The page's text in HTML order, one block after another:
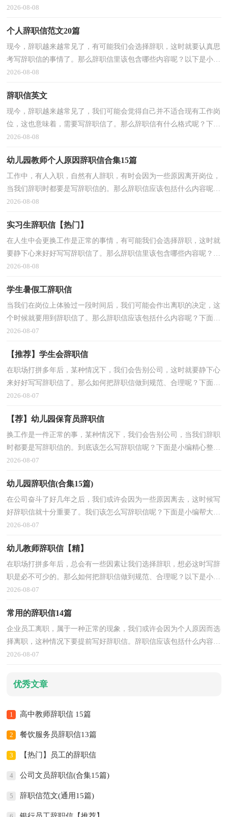
心整理的银行员工辞职信范文，欢迎大家分享。银行员工辞职信范文
2026-08-08
个人辞职信范文20篇
现今，辞职越来越常见了，有可能我们会选择辞职，这时就要认真思
考写辞职信的事情了。那么辞职信里该包含哪些内容呢？以下是小编
为大家收集的个人辞职信范文，欢迎大家借鉴与参考，希望对大家有
2026-08-08
辞职信英文
现今，辞职越来越常见了，我们可能会觉得自己并不适合现有工作岗
位，这也意味着，需要写辞职信了。那么辞职信有什么格式呢？下面
是小编精心整理的辞职信英文，希望对大家有所帮助。辞职信英文
2026-08-08
幼儿园教师个人原因辞职信合集15篇
工作中，有人入职，自然有人辞职，有时会因为一些原因离开岗位，
当我们辞职时都要是写辞职信的。那么辞职信应该包括什么内容呢？
下面是小编精心整理的幼儿园教师个人原因辞职信，欢迎大家借鉴与
2026-08-08
实习生辞职信【热门】
在人生中会更换工作是正常的事情，有可能我们会选择辞职，这时就
要静下心来好好写写辞职信了。那么辞职信里该包含哪些内容呢？下
面是小编帮大家整理的实习生辞职信，希望对大家有所帮助。实习生
2026-08-08
学生暑假工辞职信
当我们在岗位上体验过一段时间后，我们可能会作出离职的决定，这
个时候就要用到辞职信了。那么辞职信应该包括什么内容呢？下面是
小编为大家收集的学生暑假工辞职信，欢迎阅读，希望大家能够喜
2026-08-07
【推荐】学生会辞职信
在职场打拼多年后，某种情况下，我们会告别公司，这时就要静下心
来好好写写辞职信了。那么如何把辞职信做到规范、合理呢？下面是
小编整理的学生会辞职信，欢迎大家借鉴与参考，希望对大家有所帮
2026-08-07
【荐】幼儿园保育员辞职信
换工作是一件正常的事，某种情况下，我们会告别公司，当我们辞职
时都要是写辞职信的。到底该怎么写辞职信呢？下面是小编精心整理
的幼儿园保育员辞职信，欢迎大家分享。幼儿园保育员辞职信1尊敬
2026-08-07
幼儿园辞职信(合集15篇)
在公司奋斗了好几年之后，我们或许会因为一些原因离去，这时候写
好辞职信就十分重要了。我们该怎么写辞职信呢？下面是小编帮大家
整理的幼儿园辞职信，欢迎阅读，希望大家能够喜欢。幼儿园辞职信
2026-08-07
幼儿教师辞职信【精】
在职场打拼多年后，总会有一些因素让我们选择辞职，想必这时写辞
职是必不可少的。那么如何把辞职信做到规范、合理呢？以下是小编
帮大家整理的幼儿教师辞职信，欢迎大家分享。幼儿教师辞职信1尊
2026-08-07
常用的辞职信14篇
企业员工离职，属于一种正常的现象，我们或许会因为个人原因而选
择离职，这种情况下要提前写好辞职信。辞职信应该包括什么内容?
以下是小编精心整理的常用的辞职信，欢迎阅读与收藏。常用的辞职
2026-08-07
优秀文章
1 高中教师辞职信 15篇
2 餐饮服务员辞职信13篇
3 【热门】员工的辞职信
4 公司文员辞职信(合集15篇)
5 辞职信范文(通用15篇)